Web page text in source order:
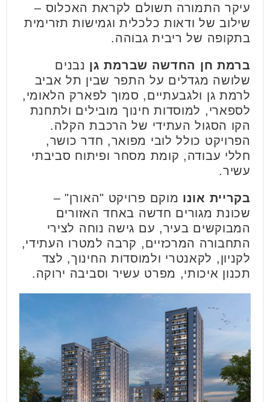
עיקר התמורה תשולם לקראת האכלוס –
שילוב של ודאות כלכלית וגמישות תזרימית
בתקופה של ריבית גבוהה.
ברמת חן החדשה שברמת גן נבנים
שלושה מגדלים על התפר שבין תל אביב
לרמת גן ולגבעתיים, סמוך לפארק הלאומי,
לספארי, למוסדות חינוך מובילים ולתחנת
הקו הסגול העתידי של הרכבת הקלה.
הפרויקט כולל לובי מפואר, חדר כושר,
חללי עבודה, קומת מסחר ופיתוח סביבתי
עשיר.
בקריית אונו מוקם פרויקט "האורן" –
שכונת מגורים חדשה באחד האזורים
המבוקשים בעיר, עם גישה נוחה לצירי
התחבורה המרכזיים, קרבה למטרו העתידי,
לקניון, לקאנטרי ולמוסדות החינוך, לצד
תכנון איכותי, מפרט עשיר וסביבה ירוקה.